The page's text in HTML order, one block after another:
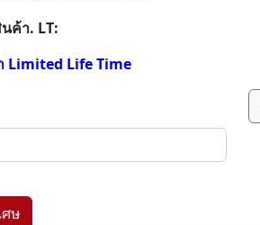
ค้า. LT:
Limited Life Time
ษ